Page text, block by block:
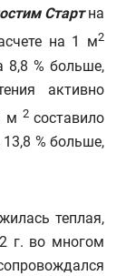
Стартна
на 1 м2
8,8 % больше,
активно
м 2составило
% больше,
теплая,
г. во многом